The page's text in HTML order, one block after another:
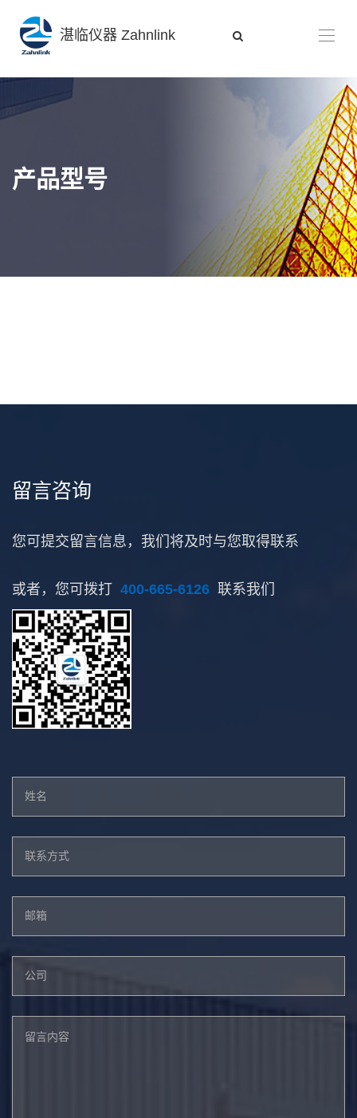
湛临仪器 Zahnlink
产品型号
留言咨询
您可提交留言信息，我们将及时与您取得联系
或者，您可拨打 400-665-6126 联系我们